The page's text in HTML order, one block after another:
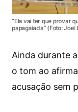
“Ela vai ter que provar
papagaiada” (Foto: Joel
Ainda durante
o tom ao
acusação sem